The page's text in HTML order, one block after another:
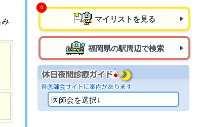
マイリストを見る
福岡県の駅周辺で検索